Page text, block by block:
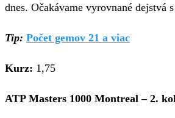
dnes. Očakávame vyrovnané dejstvá
Tip: Počet gemov 21 a viac
Kurz: 1,75
ATP Masters 1000 Montreal – 2.